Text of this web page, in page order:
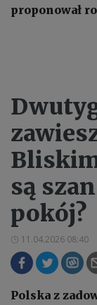
proponował
są
pokój?
11.04.2026 08:40
Polska z